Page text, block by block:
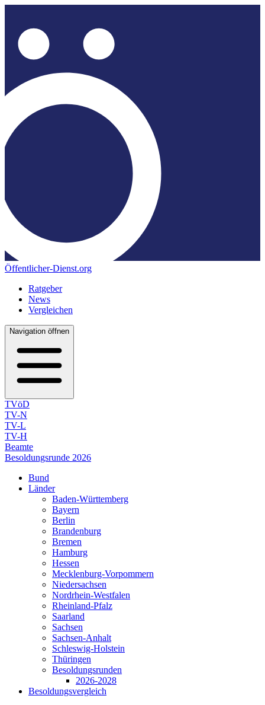
Öffentlicher-Dienst.org
Ratgeber
News
Vergleichen
Navigation öffnen
TVöD
TV-N
TV-L
TV-H
Beamte
Besoldungsrunde 2026
Bund
Länder
Baden-Württemberg
Bayern
Berlin
Brandenburg
Bremen
Hamburg
Hessen
Mecklenburg-Vorpommern
Niedersachsen
Nordrhein-Westfalen
Rheinland-Pfalz
Saarland
Sachsen
Sachsen-Anhalt
Schleswig-Holstein
Thüringen
Besoldungsrunden
2026-2028
Besoldungsvergleich